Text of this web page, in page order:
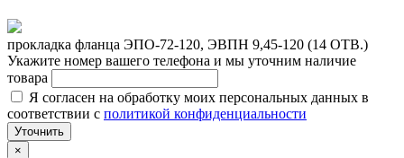
прокладка фланца ЭПО-72-120, ЭВПН 9,45-120 (14 ОТВ.)
Укажите номер вашего телефона и мы уточним наличие
товара
Я согласен на обработку моих персональных данных в
соответствии с политикой конфиденциальности
Уточнить
×